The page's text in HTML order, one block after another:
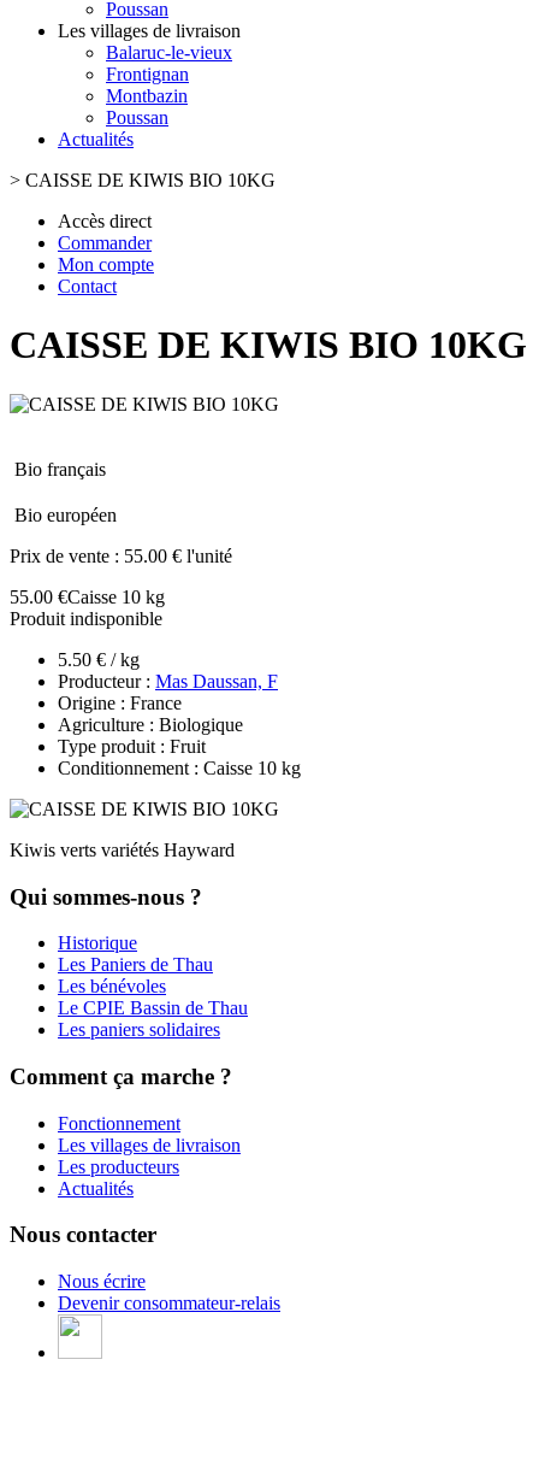
Poussan
Les villages de livraison
Balaruc-le-vieux
Frontignan
Montbazin
Poussan
Actualités
> CAISSE DE KIWIS BIO 10KG
Accès direct
Commander
Mon compte
Contact
CAISSE DE KIWIS BIO 10KG
Bio français
Bio européen
Prix de vente : 55.00 € l'unité
55.00 €Caisse 10 kg
Produit indisponible
5.50 € / kg
Producteur : Mas Daussan, F
Origine : France
Agriculture : Biologique
Type produit : Fruit
Conditionnement : Caisse 10 kg
Kiwis verts variétés Hayward
Qui sommes-nous ?
Historique
Les Paniers de Thau
Les bénévoles
Le CPIE Bassin de Thau
Les paniers solidaires
Comment ça marche ?
Fonctionnement
Les villages de livraison
Les producteurs
Actualités
Nous contacter
Nous écrire
Devenir consommateur-relais